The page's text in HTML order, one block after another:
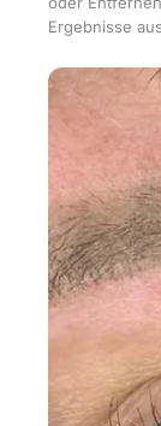
Ergebnisse